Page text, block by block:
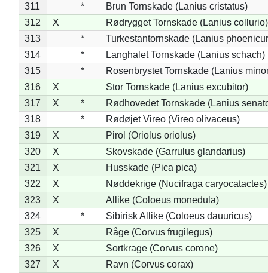
311
*
Brun Tornskade (Lanius cristatus)
312
X
Rødrygget Tornskade (Lanius collurio)
313
*
Turkestantornskade (Lanius
314
*
Langhalet Tornskade (Lanius schach)
315
*
Rosenbrystet Tornskade (Lanius
316
X
Stor Tornskade (Lanius excubitor)
317
X *
Rødhovedet Tornskade (Lanius
318
*
Rødøjet Vireo (Vireo olivaceus)
319
X
Pirol (Oriolus oriolus)
320
X
Skovskade (Garrulus glandarius)
321
X
Husskade (Pica pica)
322
X
Nøddekrige (Nucifraga caryocatactes)
323
X
Allike (Coloeus monedula)
324
*
Sibirisk Allike (Coloeus dauuricus)
325
X
Råge (Corvus frugilegus)
326
X
Sortkrage (Corvus corone)
327
X
Ravn (Corvus corax)